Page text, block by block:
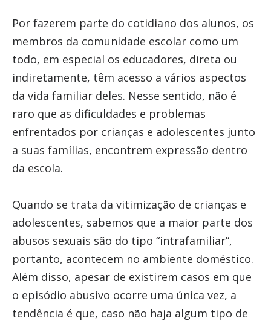
Por fazerem parte do cotidiano dos alunos, os
membros da comunidade escolar como um
todo, em especial os educadores, direta ou
indiretamente, têm acesso a vários aspectos
da vida familiar deles. Nesse sentido, não é
raro que as dificuldades e problemas
enfrentados por crianças e adolescentes junto
a suas famílias, encontrem expressão dentro
da escola.
Quando se trata da vitimização de crianças e
adolescentes, sabemos que a maior parte dos
abusos sexuais são do tipo “intrafamiliar”,
portanto, acontecem no ambiente doméstico.
Além disso, apesar de existirem casos em que
o episódio abusivo ocorre uma única vez, a
tendência é que, caso não haja algum tipo de